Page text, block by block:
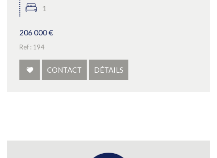
1
206 000€
Ref : 194
CONTACT DÉTAILS